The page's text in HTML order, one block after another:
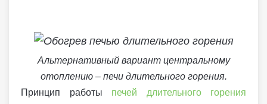
Альтернативный вариант центральному
отоплению – печи длительного горения.
Принцип работы печей длительного горения